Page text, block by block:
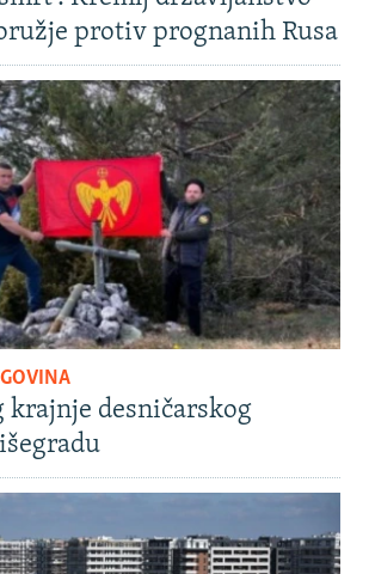
protiv prognanih Rusa
krajnje desničarskog